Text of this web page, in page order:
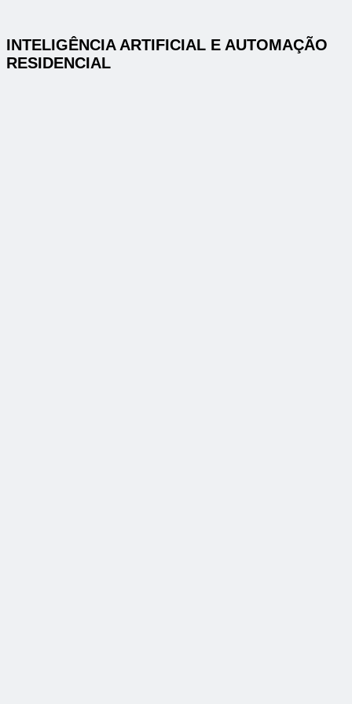
INTELIGÊNCIA ARTIFICIAL E AUTOMAÇÃO
RESIDENCIAL